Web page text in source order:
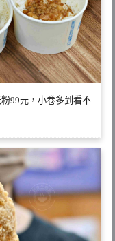
99元，小卷多到看不